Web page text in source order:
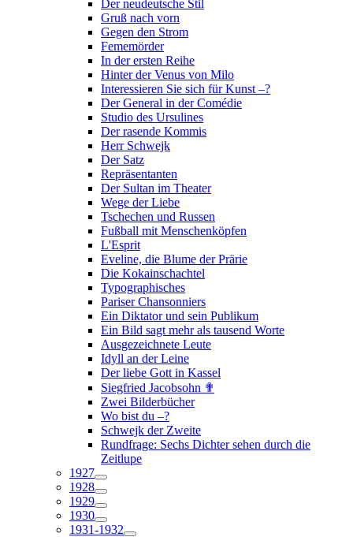
Der neudeutsche Stil
Gruß nach vorn
Gegen den Strom
Fememörder
In der ersten Reihe
Hinter der Venus von Milo
Interessieren Sie sich für Kunst –?
Der General in der Comédie
Studio des Ursulines
Der rasende Kommis
Herr Schwejk
Der Satz
Repräsentanten
Der Sultan im Theater
Wege der Liebe
Tschechen und Russen
Fußball mit Menschenköpfen
L'Esprit
Eveline, die Blume der Prärie
Die Kokainschachtel
Typographisches
Pariser Chansonniers
Ein Diktator und sein Publikum
Ein Bild sagt mehr als tausend Worte
Ausgezeichnete Leute
Idyll an der Leine
Der liebe Gott in Kassel
Siegfried Jacobsohn ✟
Zwei Bilderbücher
Wo bist du –?
Schwejk der Zweite
Rundfrage: Sechs Dichter sehen durch die
Zeitlupe
1927
1928
1929
1930
1931-1932